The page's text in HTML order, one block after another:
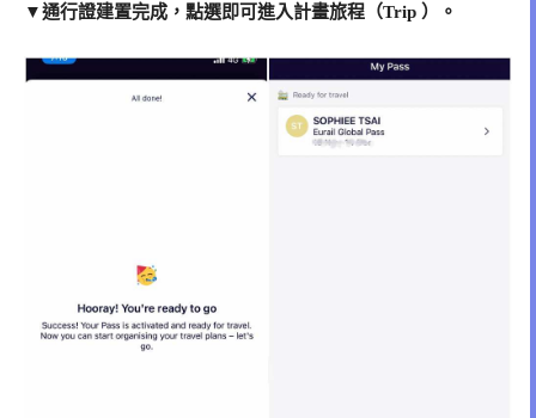
▼通行證建置完成，點選即可進入計畫旅程（Trip ）。